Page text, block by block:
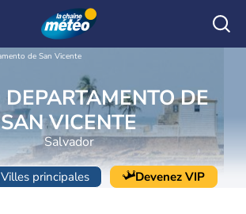
de San Vicente
DEPARTAMENTO DE
SAN VICENTE
Salvador
Villes principales Devenez VIP